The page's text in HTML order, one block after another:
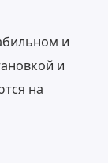
и
и
на